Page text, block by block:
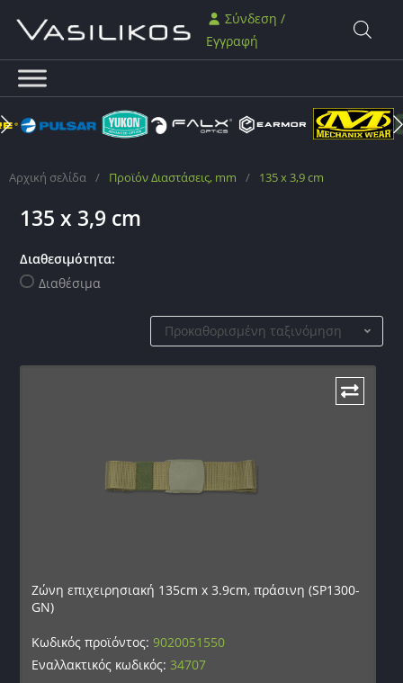
Σύνδεση /
Εγγραφή
Αρχική σελίδα / Προϊόν Διαστάσεις, mm / 135 x 3,9 cm
135 x 3,9 cm
Διαθεσιμότητα:
Διαθέσιμα
Προκαθορισμένη ταξινόμηση
Ζώνη επιχειρησιακή 135cm x 3.9cm, πράσινη (SP1300-
GN)
Κωδικός προϊόντος:9020051550
Εναλλακτικός κωδικός: 34707